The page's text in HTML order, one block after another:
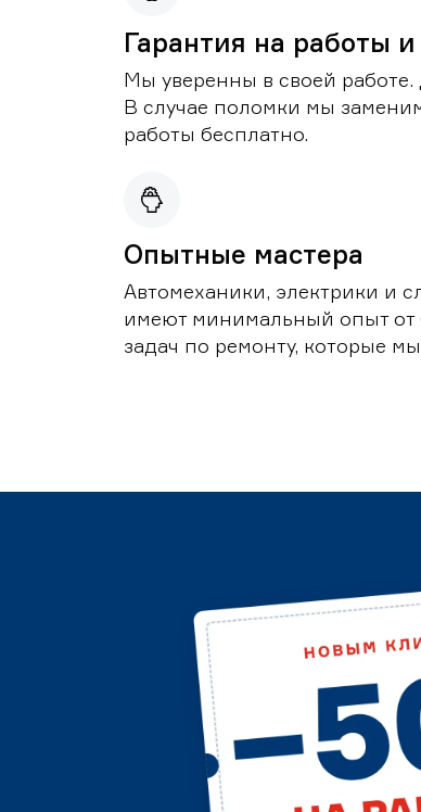
Гарантия на работы и
Мы уверенны в своей
В случае поломки мы
работы бесплатно.
Опытные мастера
Автомеханики, электрики и
имеют минимальный опыт от
задач по ремонту, которые